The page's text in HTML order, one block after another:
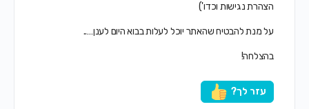
הצהרת נגישות וכדו')
על מנת להבטיח שהאתר יוכל לעלות בבוא היום לענן…..
בהצלחה!
עזר לך?